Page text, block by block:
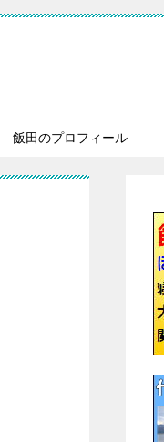
飯田のプロフィール